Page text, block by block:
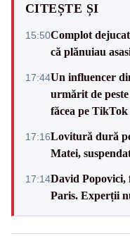
CITEȘTE ȘI
15:50Complot
că plănuiau
17:44Un influencer
urmărit de
făcea pe TikTok
17:16Lovitură dură
Matei,
17:14David Popovici,
Paris. Experții